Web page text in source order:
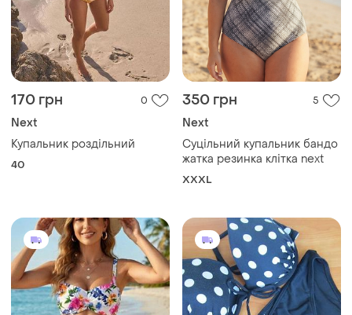
170 грн 0
Next
Купальник роздільний
40
350 грн 5
Next
Суцільний купальник бандо
жатка резинка клітка next
XXXL